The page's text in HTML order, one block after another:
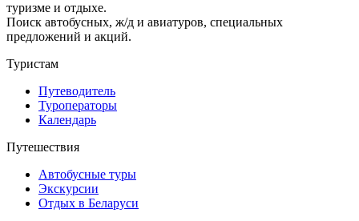
туризме и отдыхе.
Поиск автобусных, ж/д и авиатуров, специальных
предложений и акций.
Туристам
Путеводитель
Туроператоры
Календарь
Путешествия
Автобусные туры
Экскурсии
Отдых в Беларуси